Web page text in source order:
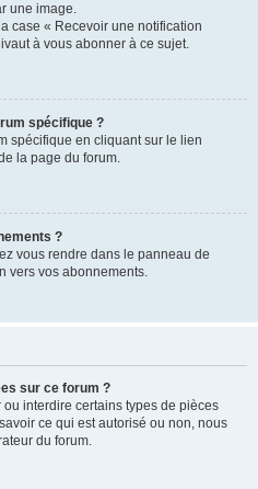
une image.
case « Recevoir une notification
à vous abonner à ce sujet.
spécifique ?
spécifique en cliquant sur le lien
la page du forum.
?
vous rendre dans le panneau de
vers vos abonnements.
sur ce forum ?
interdire certains types de pièces
ce qui est autorisé ou non, nous
du forum.